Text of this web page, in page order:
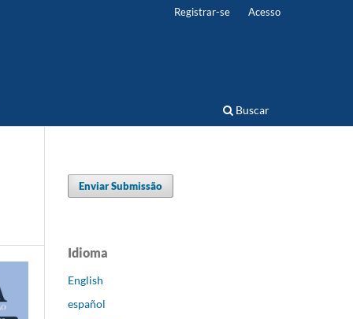
Buscar
Registrar-se Acesso
Enviar Submissão
Idioma
English
español